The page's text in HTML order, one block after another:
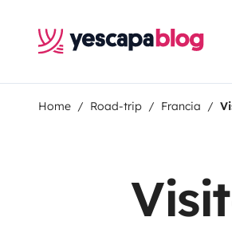
Home Road-trip Francia